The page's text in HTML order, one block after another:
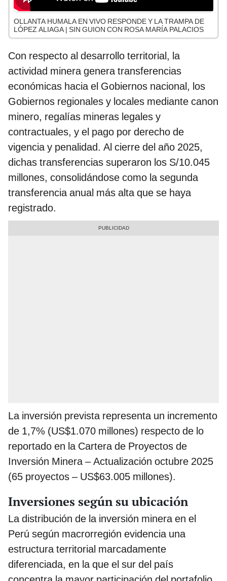
OLLANTA HUMALA EN VIVO RESPONDE Y LA TRAMPA DE
LÓPEZ ALIAGA | SIN GUION CON ROSA MARÍA PALACIOS
Con respecto al desarrollo territorial, la
actividad minera genera transferencias
económicas hacia el Gobiernos nacional, los
Gobiernos regionales y locales mediante canon
minero, regalías mineras legales y
contractuales, y el pago por derecho de
vigencia y penalidad. Al cierre del año 2025,
dichas transferencias superaron los S/10.045
millones, consolidándose como la segunda
transferencia anual más alta que se haya
registrado.
La inversión prevista representa un incremento
de 1,7% (US$1.070 millones) respecto de lo
reportado en la Cartera de Proyectos de
Inversión Minera – Actualización octubre 2025
(65 proyectos – US$63.005 millones).
Inversiones según su ubicación
La distribución de la inversión minera en el
Perú según macrorregión evidencia una
estructura territorial marcadamente
diferenciada, en la que el sur del país